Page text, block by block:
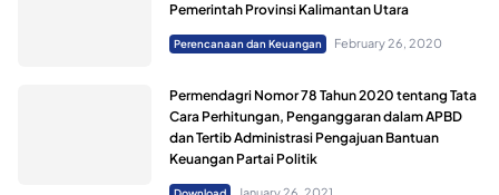
Pemerintah Provinsi Kalimantan Utara
Perencanaan dan Keuangan February 26, 2020
Permendagri Nomor 78 Tahun 2020 tentang Tata
Cara Perhitungan, Penganggaran dalam APBD
dan Tertib Administrasi Pengajuan Bantuan
Keuangan Partai Politik